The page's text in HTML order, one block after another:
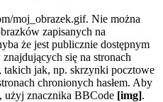
moj_obrazek.gif. Nie można
zapisanych na
że jest publicznie dostępnym
się na stronach
takich jak, np. skrzynki pocztowe
chronionych hasłem. Aby
użyj znacznika BBCode [img].